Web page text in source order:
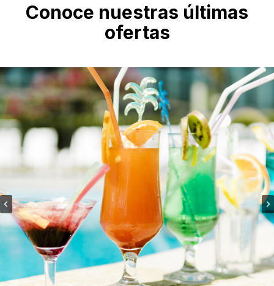
Conoce nuestras últimas
ofertas